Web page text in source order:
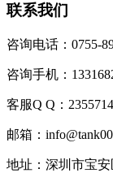
联系我们
咨询电话：0755-
咨询手机：
客服Q Q：
邮箱：
地址：深圳市宝